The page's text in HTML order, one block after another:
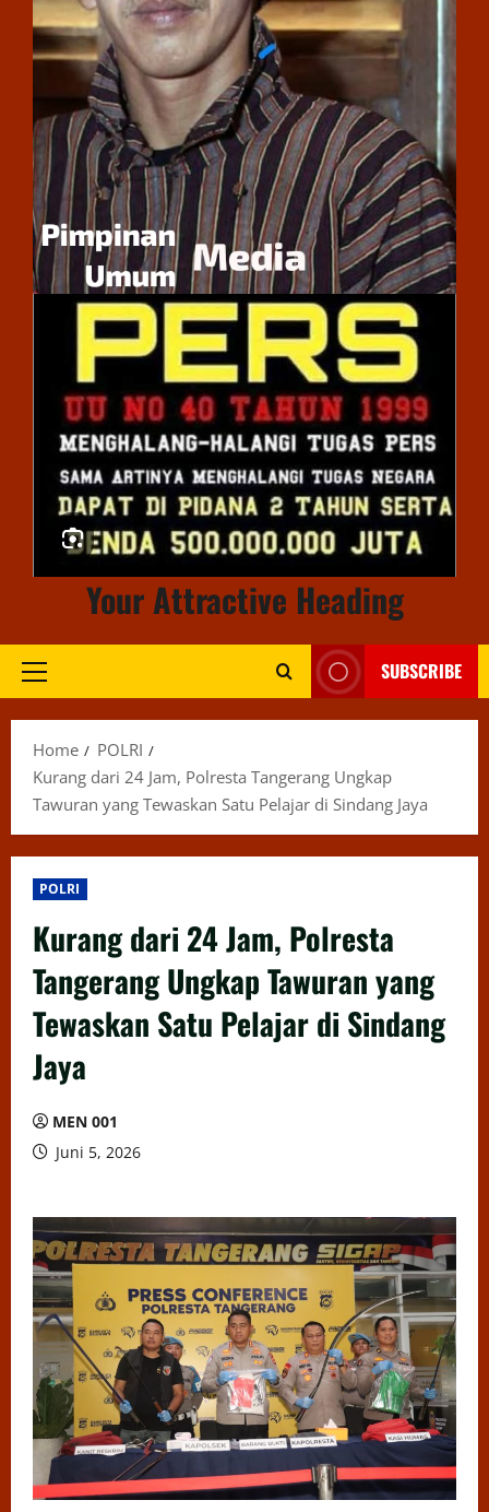
Your Attractive Heading
Primary
SUBSCRIBE
Home
POLRI
Kurang dari 24 Jam, Polresta Tangerang Ungkap
Tawuran yang Tewaskan Satu Pelajar di Sindang Jaya
POLRI
Kurang dari 24 Jam, Polresta
Tangerang Ungkap Tawuran yang
Tewaskan Satu Pelajar di Sindang
Jaya
MEN 001
Juni 5, 2026